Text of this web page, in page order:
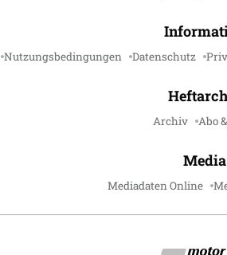
Nutzungsbedingungen Datenschutz
Archiv Abo
Media
Mediadaten Online